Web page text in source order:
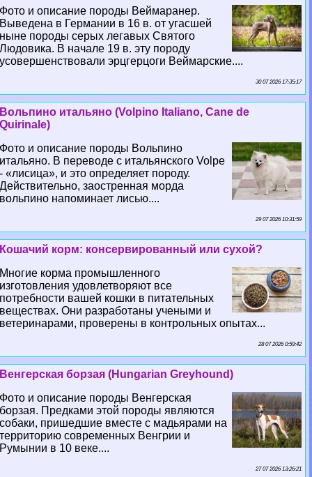
Фото и описание породы Веймаранер.
Выведена в Германии в 16 в. от угасшей
ныне породы серых легавых Святого
Людовика. В начале 19 в. эту породу
усовершенствовали эрцгерцоги Веймарские....
30 07 2026 17:35:17
Вольпино итальяно (Volpino Italiano, Cane de
Quirinale)
Фото и описание породы Вольпино
итальяно. В переводе с итальянского Volpe
- «лисица», и это определяет породу.
Действительно, заостренная морда
вольпино напоминает лисью....
29 07 2026 10:31:59
Кошачий корм: консервированный или сухой?
Многие корма промышленного
изготовления удовлетворяют все
потребности вашей кошки в питательных
веществах. Они разработаны учеными и
ветеринарами, проверены в контрольных опытах...
28 07 2026 0:59:42
Венгерская борзая (Hungarian Greyhound)
Фото и описание породы Венгерская
борзая. Предками этой породы являются
собаки, пришедшие вместе с мадьярами на
территорию современных Венгрии и
Румынии в 10 веке....
27 07 2026 13:26:21